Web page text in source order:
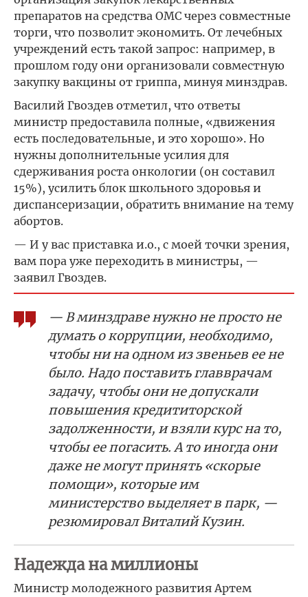
препаратов на средства ОМС через совместные
торги, что позволит экономить. От лечебных
учреждений есть такой запрос: например, в
прошлом году они организовали совместную
закупку вакцины от гриппа, минуя минздрав.
Василий Гвоздев отметил, что ответы
министр предоставила полные, «движения
есть последовательные, и это хорошо». Но
нужны дополнительные усилия для
сдерживания роста онкологии (он составил
15%), усилить блок школьного здоровья и
диспансеризации, обратить внимание на тему
абортов.
— И у вас приставка и.о., с моей точки зрения,
вам пора уже переходить в министры, —
заявил Гвоздев.
— В минздраве нужно не просто не
думать о коррупции, необходимо,
чтобы ни на одном из звеньев ее не
было. Надо поставить главврачам
задачу, чтобы они не допускали
повышения кредититорской
задолженности, и взяли курс на то,
чтобы ее погасить. А то иногда они
даже не могут принять «скорые
помощи», которые им
министерство выделяет в парк, —
резюмировал Виталий Кузин.
Надежда на миллионы
Министр молодежного развития Артем